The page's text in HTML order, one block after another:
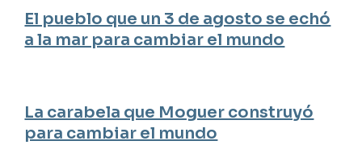
El pueblo que un 3 de agosto se echó
a la mar para cambiar el mundo
La carabela que Moguer construyó
para cambiar el mundo